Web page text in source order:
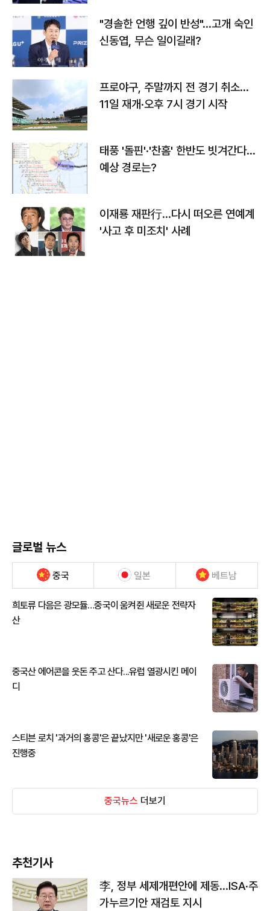
"경솔한 언행 깊이 반성"…고개 숙인
신동엽, 무슨 일이길래?
프로야구, 주말까지 전 경기 취소…
11일 재개·오후 7시 경기 시작
태풍 '돌핀'·'찬홈' 한반도 빗겨간다…
예상 경로는?
이재룡 재판行…다시 떠오른 연예계
'사고 후 미조치' 사례
글로벌 뉴스
중국 일본 베트남
희토류 다음은 광모듈…중국이 움켜쥔 새로운 전략자
산
중국산 에어콘을 웃돈 주고 산다...유럽 열광시킨 메이
디
스티븐 로치 '과거의 홍콩'은 끝났지만 '새로운 홍콩'은
진행중
중국뉴스 더보기
추천기사
李, 정부 세제개편안에 제동…ISA·주
가누르기안 재검토 지시